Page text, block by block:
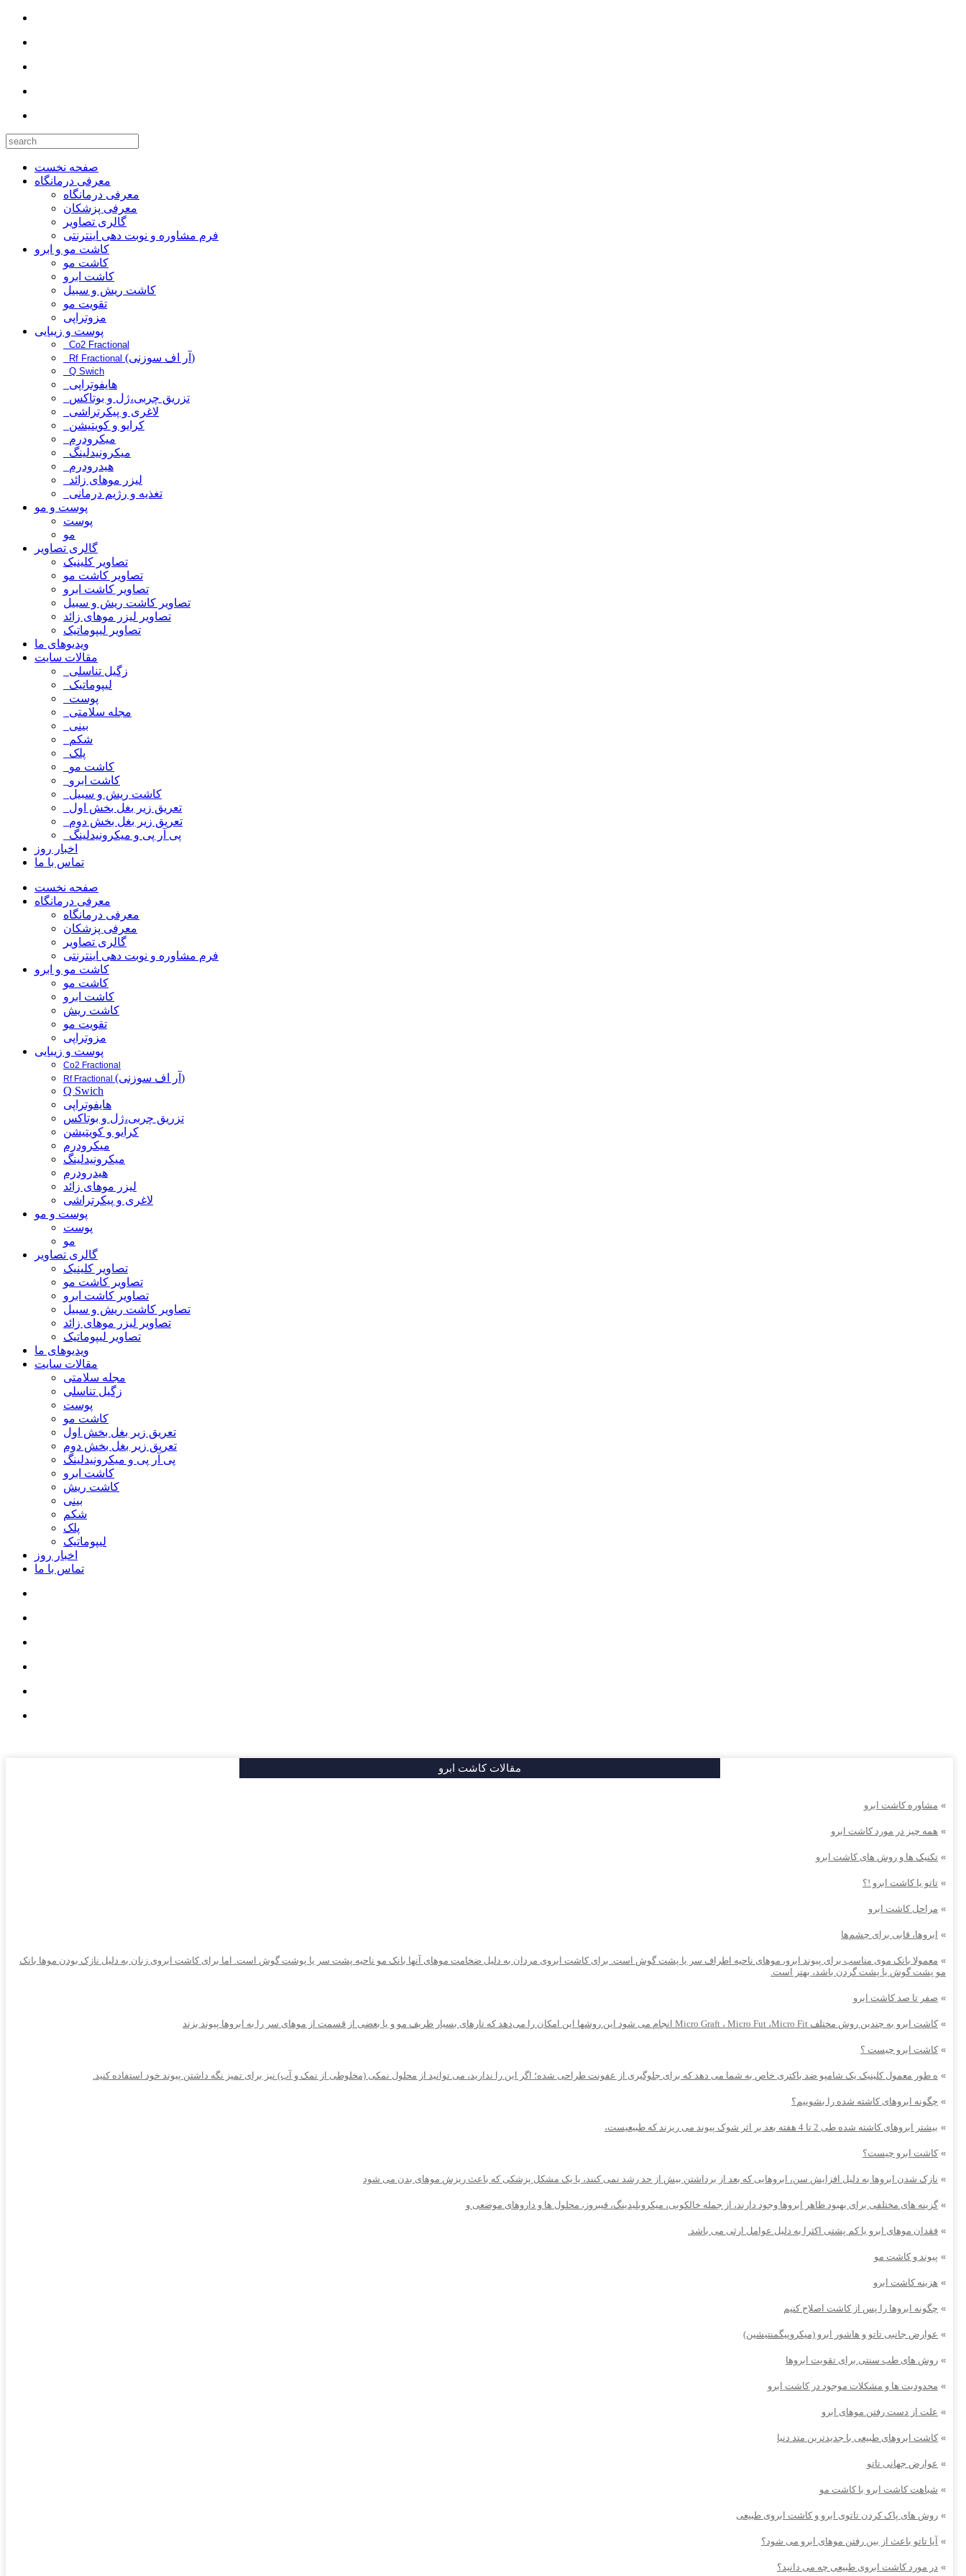
صفحه نخست
معرفی درمانگاه
معرفی درمانگاه
معرفی پزشکان
گالری تصاویر
فرم مشاوره و نوبت دهی اینترنتی
کاشت مو و ابرو
کاشت مو
کاشت ابرو
کاشت ریش و سبیل
تقویت مو
مزوتراپی
پوست و زیبایی
Co2 Fractional
Rf Fractional
(آر اف سوزنی)
Q Swich
هایفوتراپی
تزریق چربی،ژل و بوتاکس
لاغری و پیکرتراشی
کرایو و کویتیشن
میکرودرم
میکرونیدلینگ
هیدرودرم
لیزر موهای زائد
تغذیه و رژیم درمانی
پوست و مو
پوست
مو
گالری تصاویر
تصاویر کلینیک
تصاویر کاشت مو
تصاویر کاشت ابرو
تصاویر کاشت ریش و سبیل
تصاویر لیزر موهای زائد
تصاویر لیپوماتیک
ویدیوهای ما
مقالات سایت
زگیل تناسلی
لیپوماتیک
پوست
مجله سلامتی
بینی
شکم
پلک
کاشت مو
کاشت ابرو
کاشت ریش و سبیل
تعریق زیر بغل بخش اول
تعریق زیر بغل بخش دوم
پی آر پی و میکرونیدلینگ
اخبار روز
تماس با ما
صفحه نخست
معرفی درمانگاه
معرفی درمانگاه
معرفی پزشکان
گالری تصاویر
فرم مشاوره و نوبت دهی اینترنتی
کاشت مو و ابرو
کاشت مو
کاشت ابرو
کاشت ریش
تقویت مو
مزوتراپی
پوست و زیبایی
Co2 Fractional
Rf Fractional
(آر اف سوزنی)
Q Swich
هایفوتراپی
تزریق چربی،ژل و بوتاکس
کرایو و کویتیشن
میکرودرم
میکرونیدلینگ
هیدرودرم
لیزر موهای زائد
لاغری و پیکرتراشی
پوست و مو
پوست
مو
گالری تصاویر
تصاویر کلینیک
تصاویر کاشت مو
تصاویر کاشت ابرو
تصاویر کاشت ریش و سبیل
تصاویر لیزر موهای زائد
تصاویر لیپوماتیک
ویدیوهای ما
مقالات سایت
مجله سلامتی
زگیل تناسلی
پوست
کاشت مو
تعریق زیر بغل بخش اول
تعریق زیر بغل بخش دوم
پی آر پی و میکرونیدلینگ
کاشت ابرو
کاشت ریش
بینی
شکم
پلک
لیپوماتیک
اخبار روز
تماس با ما
مقالات کاشت ابرو
» مشاوره کاشت ابرو
» همه چیز در مورد کاشت ابرو
» تکنیک ها و روش های کاشت ابرو
» تاتو یا کاشت ابرو !؟
» مراحل کاشت ابرو
» ابروها، قابی برای چشم‌ها
» معمولا بانک موی مناسب برای پیوند ابرو، موهای ناحیه اطراف سر یا پشت گوش است. برای کاشت ابروی مردان به دلیل ضخامت موهای آنها بانک مو ناحیه پشت سر یا پوشت گوش است. اما برای کاشت ابروی زنان به دلیل نازک بودن موها بانک
مو پشت گوش یا پشت گردن باشد، بهتر است.
» صفر تا صد کاشت ابرو
» کاشت ابرو به چندین روش مختلف Micro Graft ، Micro Fut ،Micro Fit انجام می شود این روشها این امکان را می‌دهد که تارهای بسیار ظریف مو و یا بعضی از قسمت از موهای سر را به ابروها پیوند بزند
» کاشت ابرو چیست ؟
» ه طور معمول کلینیک یک شامپو ضد باکتری خاص به شما می دهد که برای جلوگیری از عفونت طراحی شده؛ اگر این را ندارید، می توانید از محلول نمکی (مخلوطی از نمک و آب) نیز برای تمیز نگه داشتن پیوند خود استفاده کنید.
» چگونه ابروهای کاشته شده را بشوییم؟
» بیشتر ابروهای کاشته شده طی 2 تا 4 هفته بعد بر اثر شوک پیوند می ریزند که طبیعیست،
» کاشت ابرو چیست؟
» نازک شدن ابروها به دلیل افزایش سن، ابروهایی که بعد از برداشتن بیش از حد رشد نمی کنند، یا یک مشکل پزشکی که باعث ریزش موهای بدن می شود
» گزینه های مختلفی برای بهبود ظاهر ابروها وجود دارند، از جمله خالکوبی، میکروبلیدینگ، فیبروز، محلول ها و داروهای موضعی و
» فقدان موهای ابرو یا کم پشتی اکثرا به دلیل عوامل ارثی می باشد.
» پیوند و کاشت مو
» هزینه کاشت ابرو
» چگونه ابروها را پس از کاشت اصلاح کنیم
» عوارض جانبی تاتو و هاشور ابرو (میکروپیگمنتیشین)
» روش های طب سنتی برای تقویت ابروها
» محدودیت ها و مشکلات موجود در کاشت ابرو
» علت از دست رفتن موهای ابرو
» کاشت ابروهای طبیعی با جدیدترین متد دنیا
» عوارض جهانی تاتو
» شباهت کاشت ابرو با کاشت مو
» روش های پاک کردن تاتوی ابرو و کاشت ابروی طبیعی
» آیا تاتو باعث از بین رفتن موهای ابرو می شود؟
» در مورد کاشت ابروی طبیعی چه می دانید؟